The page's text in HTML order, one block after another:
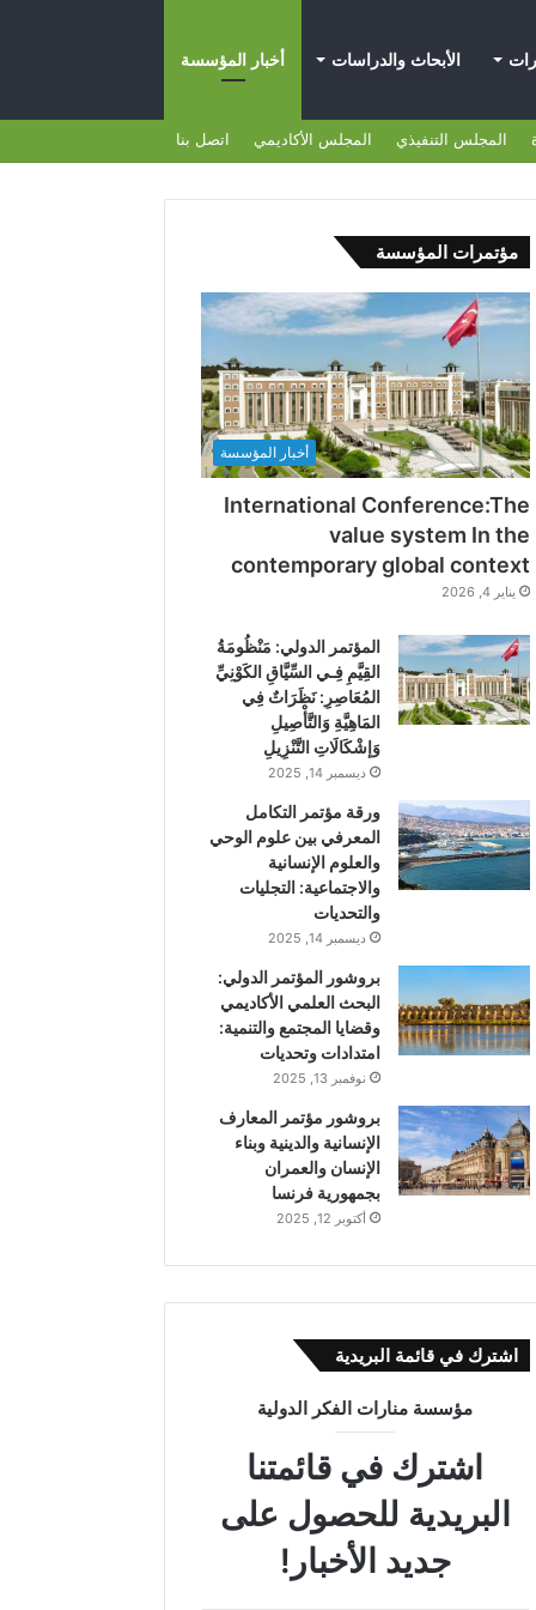
الأبحاث والدراسات أخبار المؤسسة
المجلس التنفيذي المجلس الأكاديمي اتصل بنا
مؤتمرات المؤسسة
أخبار المؤسسة
International Conference:The
value system In the
contemporary global context
يناير 4, 2026
المؤتمر الدولي: مَنْظُومَةُ
القِيَّمِ فِـي السِّيَّاقِ الكَوْنِيِّ
المُعَاصِرِ: نَظَرَاتٌ فِي
المَاهِيَّةِ وَالتَّأْصِيلِ
وَإشْكَالَاتِ التَّنْزِيلِ
ديسمبر 14, 2025
ورقة مؤتمر التكامل
المعرفي بين علوم الوحي
والعلوم الإنسانية
والاجتماعية: التجليات
والتحديات
ديسمبر 14, 2025
بروشور المؤتمر الدولي:
اﻟﺒﺤﺚ اﻟﻌﻠﻤﻲ اﻷﻛﺎدﻳﻤﻲ
وﻗﻀﺎﻳﺎ اﻟﻤﺠﺘﻤﻊ واﻟﺘﻨﻤﻴﺔ:
اﻣﺘﺪادات وتحديات
نوفمبر 13, 2025
بروشور مؤتمر المعارف
الإنسانية والدينية وبناء
الإنسان والعمران
بجمهورية فرنسا
أكتوبر 12, 2025
اشترك في قائمة البريدية
مؤسسة منارات الفكر الدولية
اشترك في قائمتنا
البريدية للحصول على
جديد الأخبار!